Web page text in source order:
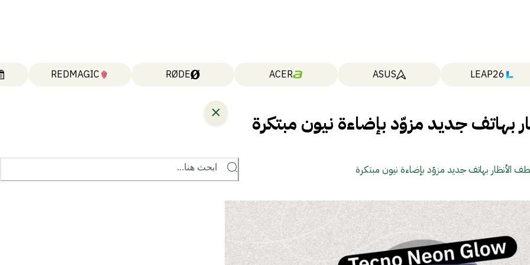
LEAP26
ASUS
ACER
RØDE
REDMAGIC
بهاتف جديد مزوّد بإضاءة نيون مبتكرة
الأنظار بهاتف جديد مزوّد بإضاءة نيون مبتكرة ابحث هنا...